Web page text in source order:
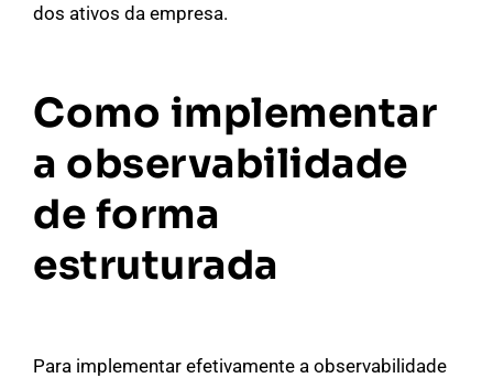
dos ativos da empresa.
Como implementar
a observabilidade
de forma
estruturada
Para implementar efetivamente a observabilidade